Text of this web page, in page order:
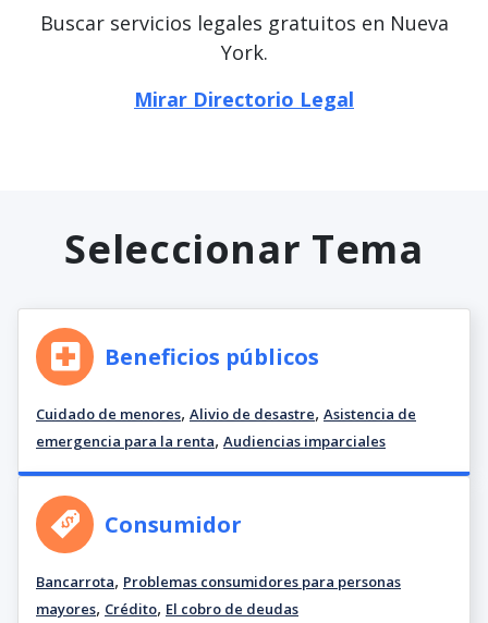
Buscar servicios legales gratuitos en Nueva
York.
Mirar Directorio Legal
Seleccionar Tema
Beneficios públicos
Cuidado de menores, Alivio de desastre, Asistencia de
emergencia para la renta, Audiencias imparciales
Consumidor
Bancarrota, Problemas consumidores para personas
mayores, Crédito, El cobro de deudas